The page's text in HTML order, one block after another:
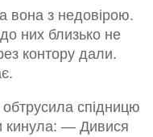
з недовірою.
них близько не
контору дали.
спідницю
кинула: — Дивися